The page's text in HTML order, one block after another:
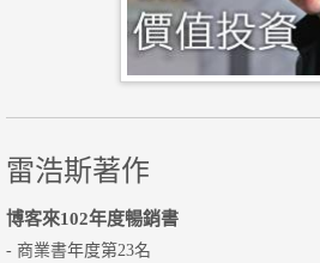
雷浩斯著作
博客來102年度暢銷書
- 商業書年度第23名